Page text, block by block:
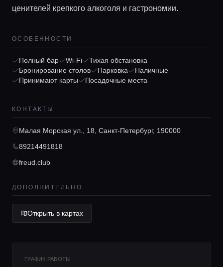
Главная
Локации
Гиды
Консьерж сервис
Lifestyle журнал
ценителей крепкого алкоголя и гастрономии.
ОСОБЕННОСТИ
Полный бар Wi-Fi
Тихая обстановка
Бронирование столов
Парковка
Наличные
Принимают карты
Посадочные места
КОНТАКТЫ
Малая Морская ул., 18, Санкт-Петербург, 190000
89214491818
freud.club
ДОПОЛНИТЕЛЬНО
Открыть в картах
ГРАФИК РАБОТЫ